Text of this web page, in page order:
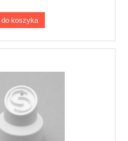
do koszyka